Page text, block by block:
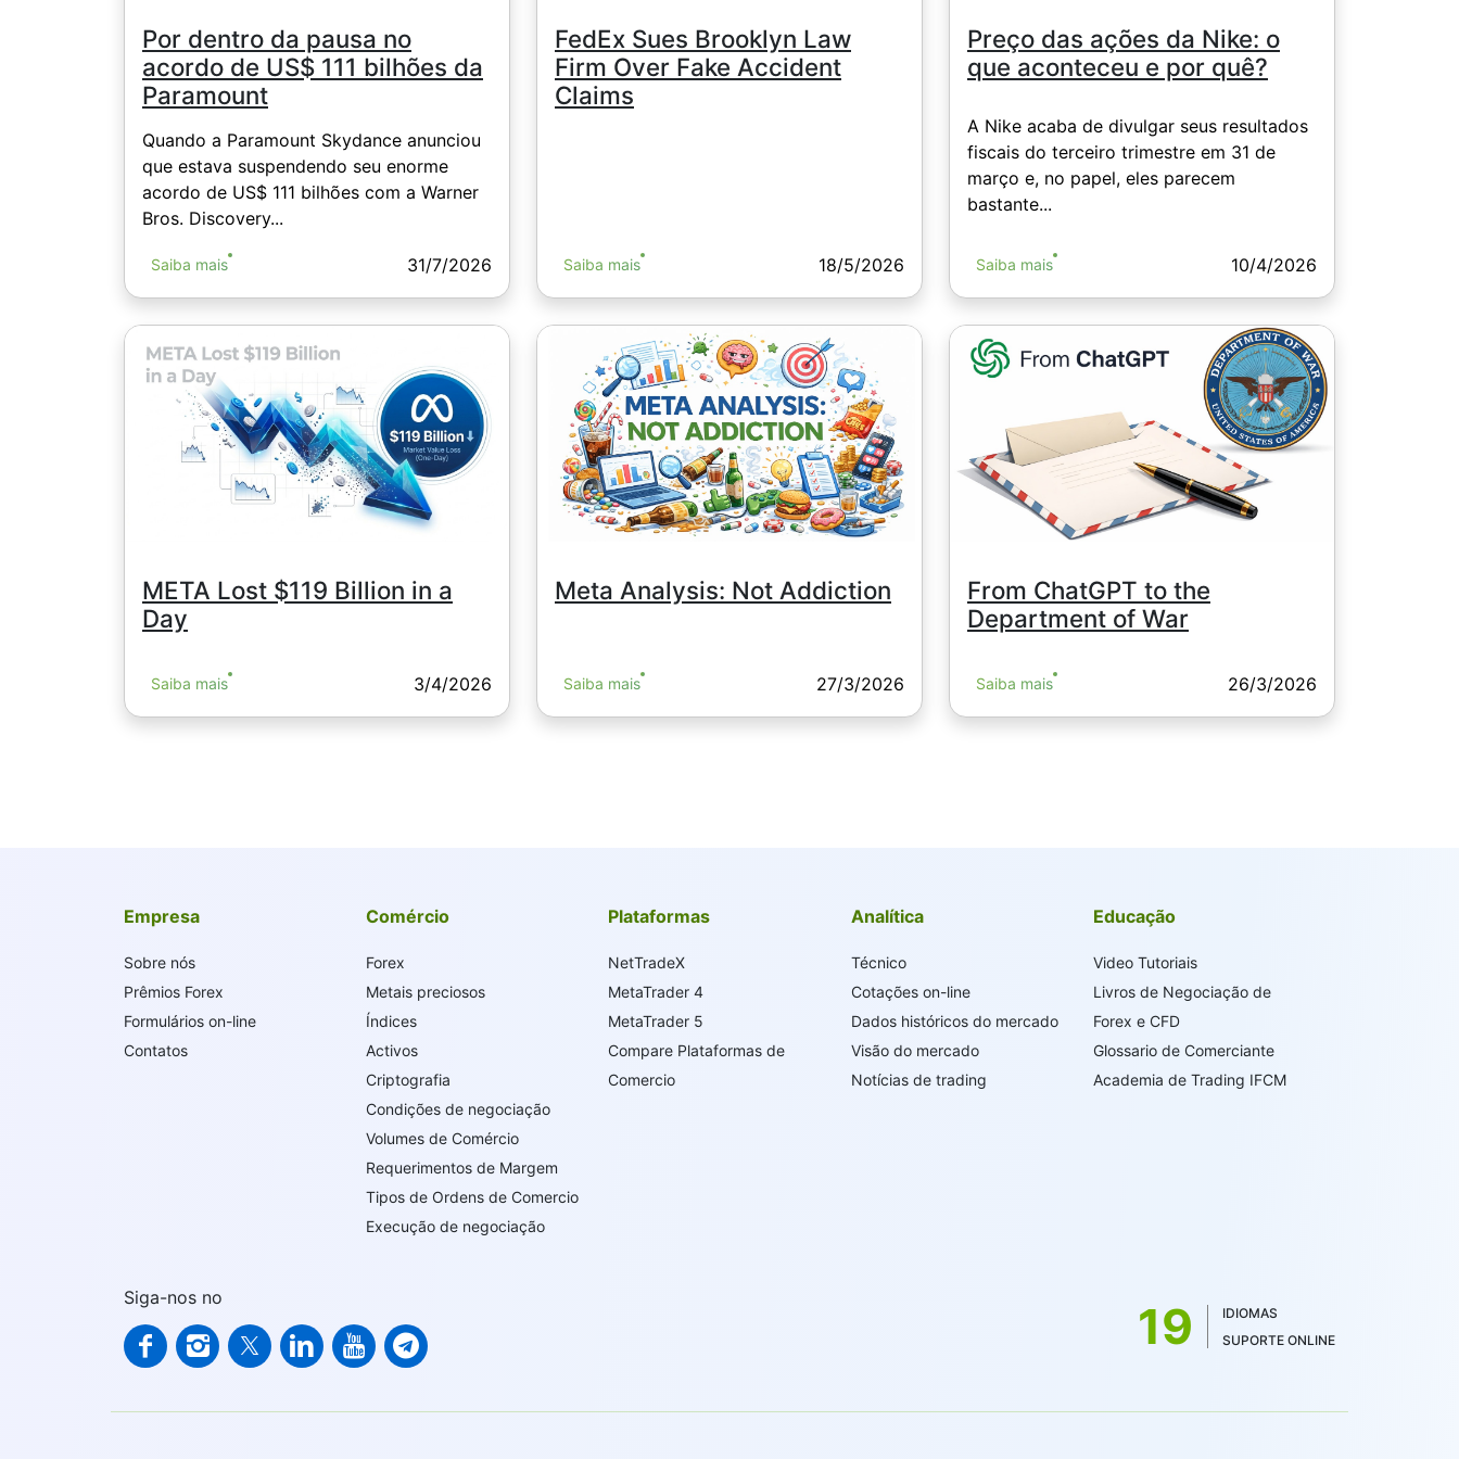
Por dentro da pausa no
acordo de US$ 111 bilhões da
Paramount
Quando a Paramount Skydance anunciou
que estava suspendendo seu enorme
acordo de US$ 111 bilhões com a Warner
Bros. Discovery...
Saiba mais 31/7/2026
FedEx Sues Brooklyn Law
Firm Over Fake Accident
Claims
Saiba mais 18/5/2026
Preço das ações da Nike: o
que aconteceu e por quê?
A Nike acaba de divulgar seus resultados
fiscais do terceiro trimestre em 31 de
março e, no papel, eles parecem
bastante...
Saiba mais 10/4/2026
META Lost $119 Billion in a
Day
Saiba mais 3/4/2026
Meta Analysis: Not Addiction
Saiba mais 27/3/2026
From ChatGPT to the
Department of War
Saiba mais 26/3/2026
Empresa
Sobre nós
Prêmios Forex
Formulários on-line
Contatos
Comércio
Forex
Metais preciosos
Índices
Activos
Criptografia
Condições de negociação
Volumes de Comércio
Requerimentos de Margem
Tipos de Ordens de Comercio
Execução de negociação
Plataformas
NetTradeX
MetaTrader 4
MetaTrader 5
Compare Plataformas de
Comercio
Analítica
Técnico
Cotações on-line
Dados históricos do mercado
Visão do mercado
Notícias de trading
Educação
Video Tutoriais
Livros de Negociação de
Forex e CFD
Glossario de Comerciante
Academia de Trading IFCM
Siga-nos no 19
IDIOMAS
SUPORTE ONLINE